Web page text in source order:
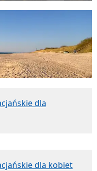
dla
dla kobiet